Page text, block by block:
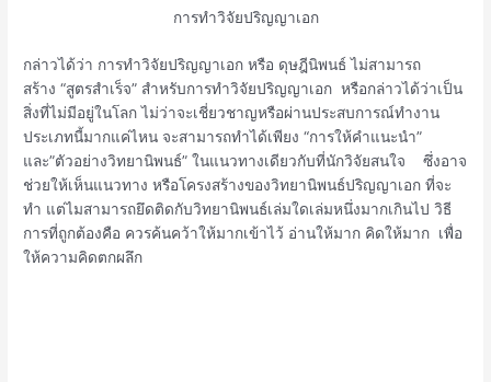
การทำวิจัยปริญญาเอก
กล่าวได้ว่า การทำวิจัยปริญญาเอก หรือ ดุษฎีนิพนธ์ ไม่สามารถ
สร้าง “สูตรสำเร็จ” สำหรับการทำวิจัยปริญญาเอก หรือกล่าวได้ว่าเป็น
สิ่งที่ไม่มีอยู่ในโลก ไม่ว่าจะเชี่ยวชาญหรือผ่านประสบการณ์ทำงาน
ประเภทนี้มากแค่ไหน จะสามารถทำได้เพียง “การให้คำแนะนำ”
และ”ตัวอย่างวิทยานิพนธ์” ในแนวทางเดียวกับที่นักวิจัยสนใจ ซึ่งอาจ
ช่วยให้เห็นแนวทาง หรือโครงสร้างของวิทยานิพนธ์ปริญญาเอก ที่จะ
ทำ แต่ไมสามารถยึดติดกับวิทยานิพนธ์เล่มใดเล่มหนึ่งมากเกินไป วิธี
การที่ถูกต้องคือ ควรค้นคว้าให้มากเข้าไว้ อ่านให้มาก คิดให้มาก เพื่อ
ให้ความคิดตกผลึก